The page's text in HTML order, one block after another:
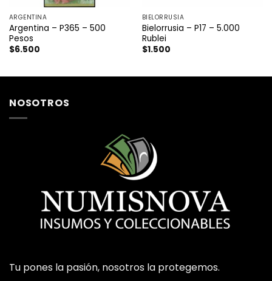
ARGENTINA
Argentina – P365 – 500
Pesos
$6.500
BIELORRUSIA
Bielorrusia – P17 – 5.000
Rublei
$1.500
NOSOTROS
Tu pones la pasión, nosotros la protegemos.